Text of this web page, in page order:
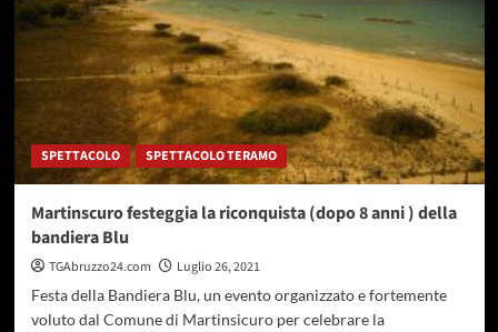
698
dosi
fatti
tamponi
SPETTACOLO SPETTACOLO TERAMO
Martinscuro festeggia la riconquista (dopo 8 anni ) della
bandiera Blu
TGAbruzzo24.com
Luglio 26, 2021
Festa della Bandiera Blu, un evento organizzato e fortemente
voluto dal Comune di Martinsicuro per celebrare la